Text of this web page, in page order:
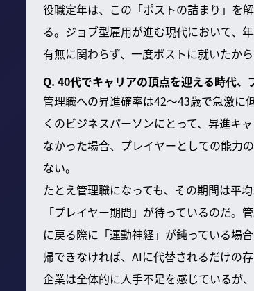
役職定年は、この「ポストの詰まり」を
る。ジョブ型雇用が進む現代において、
有無に関わらず、一度ポストに就いたか
Q. 40代でキャリアの頂点を迎える時代
管理職への昇進確率は42〜43歳で急激に
くのビジネスパーソンにとって、昇進キ
なかった場合、プレイヤーとしての能力
ない。
たとえ管理職になっても、その期間は平
「プレイヤー期間」が待っているのだ
に戻る際に「運動神経」が鈍っている場
帰できなければ、AIに代替されるだけの存
企業は全体的に人手不足を感じているが